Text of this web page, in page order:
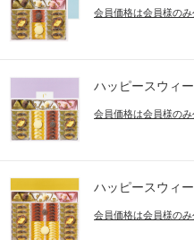
会員価格は会員様のみ
ハッピースウィ
会員価格は会員様のみ
ハッピースウィ
会員価格は会員様のみ